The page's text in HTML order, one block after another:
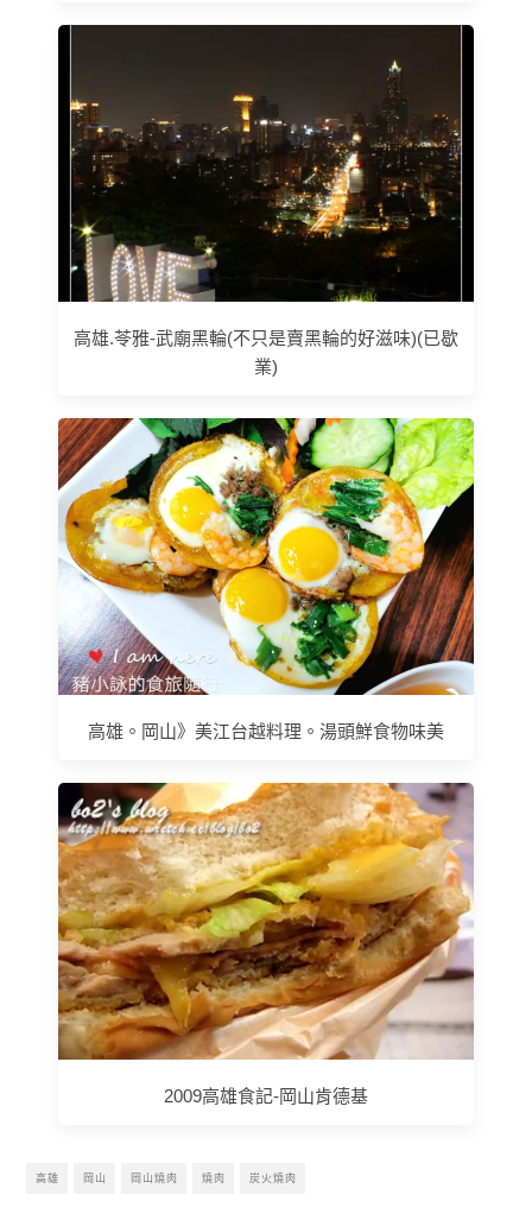
高雄.苓雅-武廟黑輪(不只是賣黑輪的好滋味)(已歇
業)
高雄。岡山》美江台越料理。湯頭鮮食物味美
2009高雄食記-岡山肯德基
高雄 岡山 岡山燒肉 燒肉 炭火燒肉